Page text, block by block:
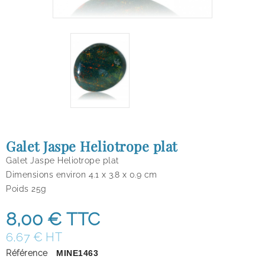
Galet Jaspe Heliotrope plat
Galet Jaspe Heliotrope plat
Dimensions environ 4.1 x 3.8 x 0.9 cm
Poids 25g
8,00 € TTC
6,67 € HT
Référence MINE1463